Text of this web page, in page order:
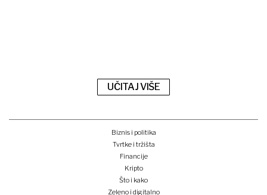
UČITAJ VIŠE
Biznis i politika
Tvrtke i tržišta
Financije
Kripto
Što i kako
Zeleno i digitalno